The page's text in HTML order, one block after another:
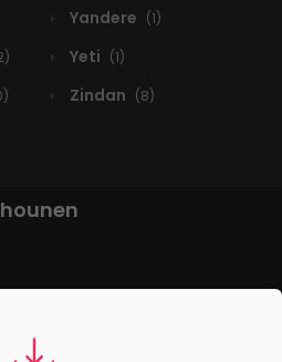
Yandere (1)
Yeti (1)
Zindan (8)
Popüler